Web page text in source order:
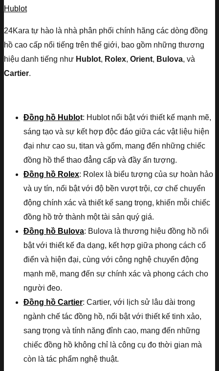
Hublot
24Kara tự hào là nhà phân phối chính hãng các dòng đồng
hồ cao cấp nổi tiếng trên thế giới, bao gồm những thương
hiệu danh tiếng như Hublot, Rolex, Orient, Bulova, và
Cartier.
Đồng hồ Hublot: Hublot nổi bật với thiết kế mạnh mẽ,
sáng tạo và sự kết hợp độc đáo giữa các vật liệu hiện
đại như cao su, titan và gốm, mang đến những chiếc
đồng hồ thể thao đẳng cấp và đầy ấn tượng.
Đồng hồ Rolex: Rolex là biểu tượng của sự hoàn hảo
và uy tín, nổi bật với độ bền vượt trội, cơ chế chuyển
động chính xác và thiết kế sang trọng, khiến mỗi chiếc
đồng hồ trở thành một tài sản quý giá.
Đồng hồ Bulova: Bulova là thương hiệu đồng hồ nổi
bật với thiết kế đa dạng, kết hợp giữa phong cách cổ
điển và hiện đại, cùng với công nghệ chuyển động
mạnh mẽ, mang đến sự chính xác và phong cách cho
người đeo.
Đồng hồ Cartier: Cartier, với lịch sử lâu dài trong
ngành chế tác đồng hồ, nổi bật với thiết kế tinh xảo,
sang trọng và tính năng đỉnh cao, mang đến những
chiếc đồng hồ không chỉ là công cụ đo thời gian mà
còn là tác phẩm nghệ thuật.